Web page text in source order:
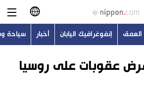
日本語
English
إنفوغرافيك اليابان أخبار سياحة
فرض عقوبات على روسيا